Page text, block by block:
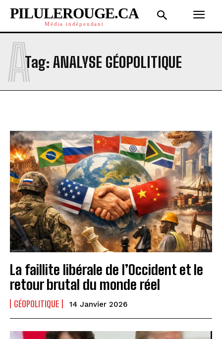
PILULEROUGE.CA
Média indépendant
Tag: ANALYSE GÉOPOLITIQUE
A
La faillite libérale de l’Occident et le
retour brutal du monde réel
GÉOPOLITIQUE 14 Janvier 2026